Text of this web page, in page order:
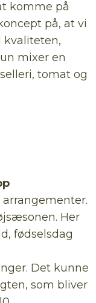
komme på
på, at vi
kvaliteten,
mixer en
tomat og
arrangementer.
Her
fødselsdag
Det kunne
som bliver